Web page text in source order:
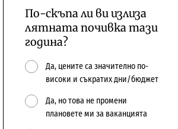
По-скъпа ли ви излиза
лятната почивка тази
година?
Да, цените са значително по-
високи и съкратих дни/бюджет
Да, но това не промени
плановете ми за ваканцията